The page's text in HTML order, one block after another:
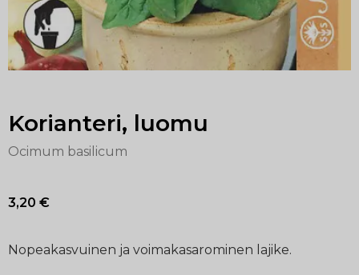
Korianteri, luomu
Ocimum basilicum
3,20 €
Nopeakasvuinen ja voimakasarominen lajike.